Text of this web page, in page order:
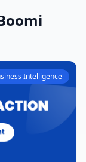
Intelligence